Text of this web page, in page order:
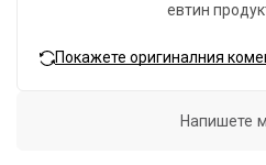
евтин
Покажете оригиналния
Напишете